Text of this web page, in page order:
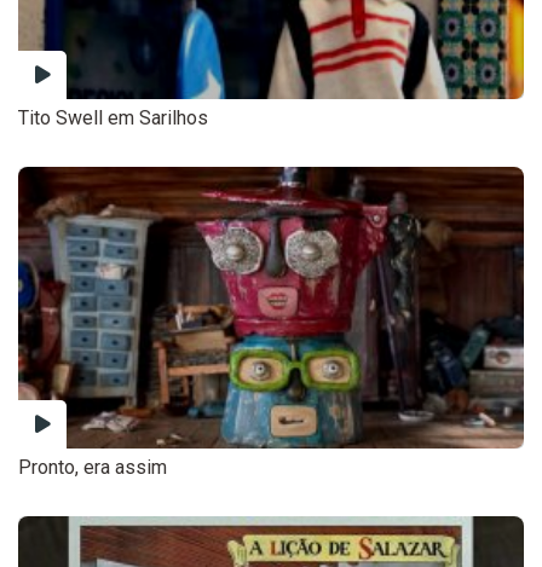
Tito Swell em Sarilhos
Pronto, era assim